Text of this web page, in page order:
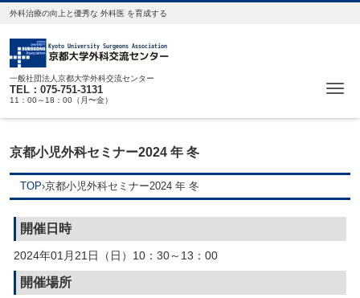
外科治療の向上と優秀な 外科医 を育成する
一般社団法人京都大学外科交流センター
TEL：075-751-3131
11：00～18：00（月〜金）
京都小児外科セミナー2024 年 冬
TOP›京都小児外科セミナー2024 年 冬
開催日時
2024年01月21日（日）10：30～13：00
開催場所